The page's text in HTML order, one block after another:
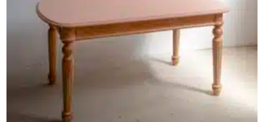
AJOUTER AU PANIER